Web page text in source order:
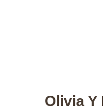
Olivia Y